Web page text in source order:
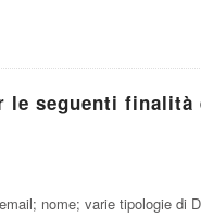
le seguenti
nome; varie tipologie di